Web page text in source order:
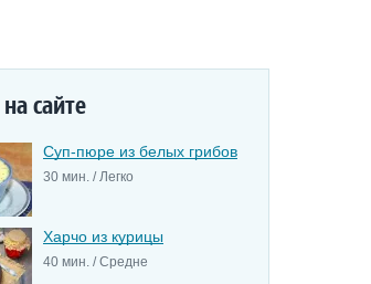
сайте
Суп-пюре из белых грибов
30 мин. / Легко
Харчо из курицы
40 мин. / Средне